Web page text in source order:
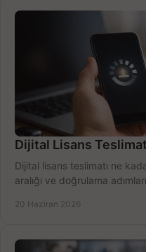
Dijital Lisans
Dijital lisans teslimatı ne
aralığı ve doğrulama
20 Haziran 2026